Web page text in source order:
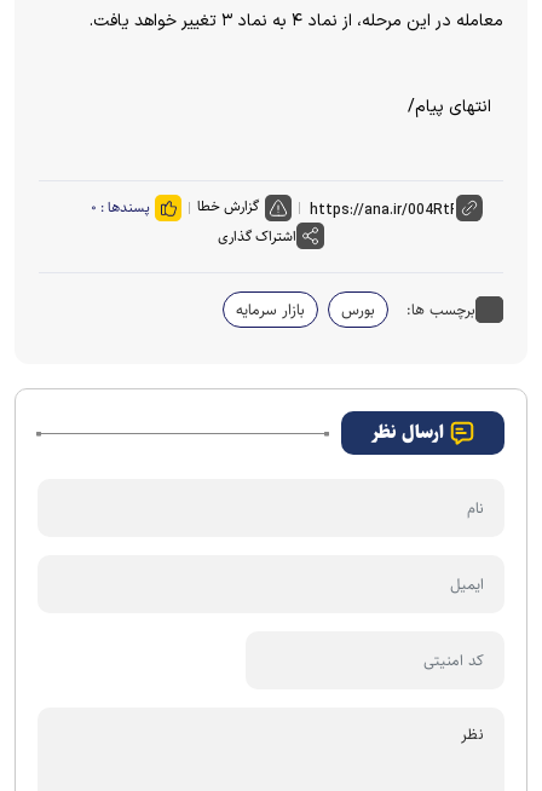
معامله در این مرحله، از نماد ۴ به نماد ۳ تغییر خواهد یافت.
انتهای پیام/
گزارش خطا پسندها : ۰
اشتراک گذاری
برچسب ها: بورس بازار سرمایه
ارسال نظر